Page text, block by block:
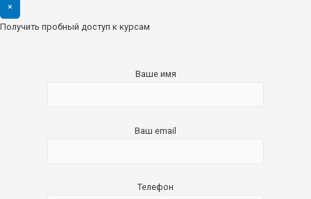
×
Получить пробный доступ к курсам
Ваше имя
Ваш email
Телефон